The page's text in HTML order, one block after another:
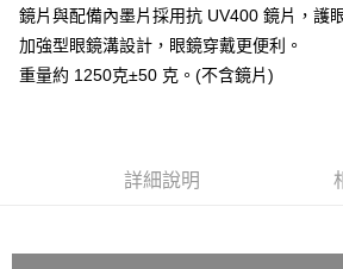
消。如遇「轉專審核」未通過狀況，表示未達大
法說明評估內容。
【繳款方式說明】
1.分期款項不併入電信帳單，「大哥付你分期」於
２．便利：只要手機號碼，簡訊認證，即可結帳。
３．安心：先確認商品／服務後，再付款。
【「AFTEE先享後付」結帳流程】
３．收到繳費通知簡訊後14天內，點擊此簡訊中
ATM／網路銀行／等多元方式進行付款，方視為
後付繳納相關費用。
運送方式
全家取貨付款
每筆NT$80，滿NT$1,999(含以上)免運費
鏡片與配備內墨片採用抗 UV400 鏡片，護
加強型眼鏡溝設計，眼鏡穿戴更便利。
重量約 1250克±50 克。(不含鏡片)
詳細說明